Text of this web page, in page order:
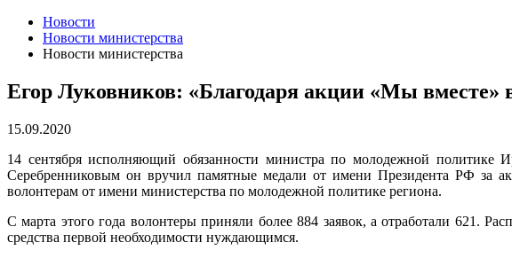
Новости
Новости министерства
Новости министерства
Егор Луковников: «Благодаря акции «Мы вместе»
15.09.2020
14 сентября исполняющий обязанности министра по молодежной политике
Серебренниковым он вручил памятные медали от имени Президента РФ за
волонтерам от имени министерства по молодежной политике региона.
С марта этого года волонтеры приняли более 884 заявок, а отработали 621.
средства первой необходимости нуждающимся.